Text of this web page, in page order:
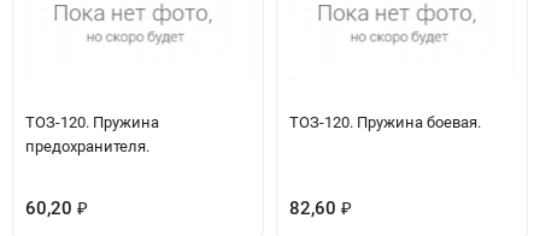
ТОЗ-120. Пружина
предохранителя.
60,20 ₽
ТОЗ-120. Пружина боевая.
82,60 ₽